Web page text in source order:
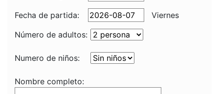
Fecha de partida:
Viernes
Número de adultos:
Numero de niños:
Nombre completo: